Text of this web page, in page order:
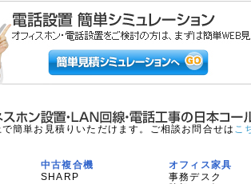
簡単お見積りいただけます。ご相談お問合せは こ
中古複合機
SHARP
オフィス家具
事務デスク